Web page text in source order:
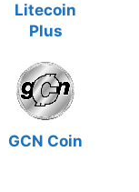
Litecoin
Plus
GCN Coin